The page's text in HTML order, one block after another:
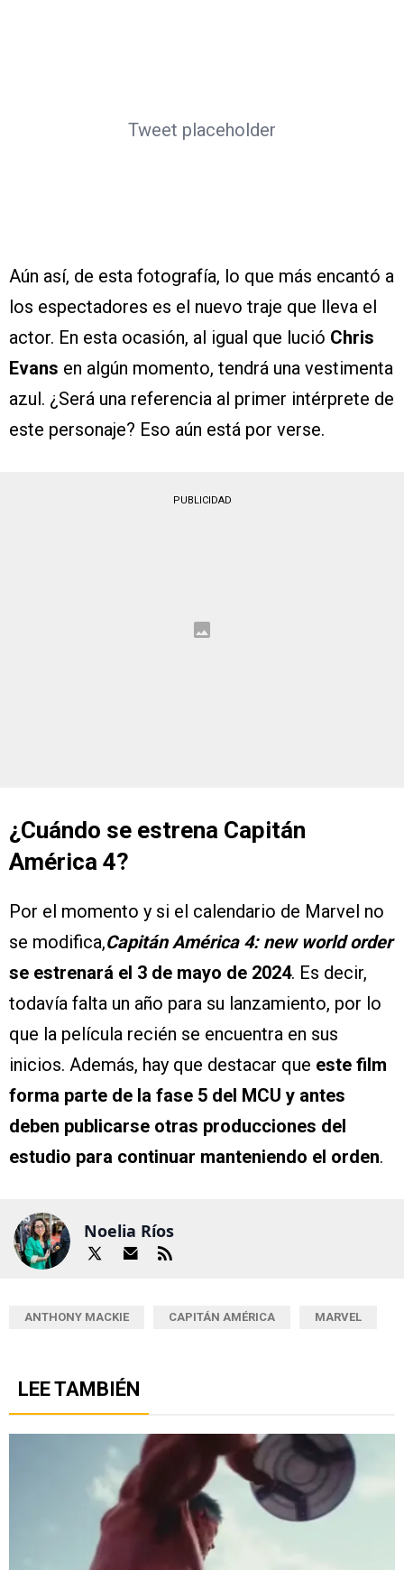
Tweet placeholder
Aún así, de esta fotografía, lo que más encantó a
los espectadores es el nuevo traje que lleva el
actor. En esta ocasión, al igual que lució Chris
Evans en algún momento, tendrá una vestimenta
azul. ¿Será una referencia al primer intérprete de
este personaje? Eso aún está por verse.
PUBLICIDAD
¿Cuándo se estrena Capitán
América 4?
Por el momento y si el calendario de Marvel no
se modifica,Capitán América 4: new world order
se estrenará el 3 de mayo de 2024. Es decir,
todavía falta un año para su lanzamiento, por lo
que la película recién se encuentra en sus
inicios. Además, hay que destacar que este film
forma parte de la fase 5 del MCU y antes
deben publicarse otras producciones del
estudio para continuar manteniendo el orden.
Noelia Ríos
ANTHONY MACKIE CAPITÁN AMÉRICA MARVEL
LEE TAMBIÉN